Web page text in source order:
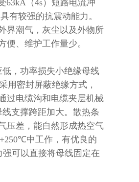
63kA （4s）短路电流冲
有较强的抗震动能力。
界潮气，灰尘以及外物所
、维护工作量少。
，功率损失小绝缘母线
用密封屏蔽绝缘方式，
过电缆沟和电缆夹层机械
支撑跨距加大。散热条
压差，能自然形成热空气
中工作，有优良的
可以直接将母线固定在